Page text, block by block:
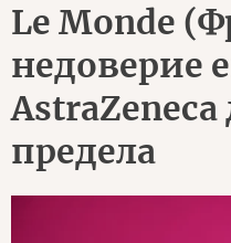
Le Monde
недоверие
AstraZeneca
предела